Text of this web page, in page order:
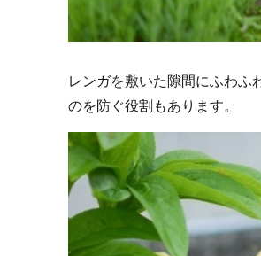
レンガを敷いた隙間にふわふ
のを防ぐ役割もあります。